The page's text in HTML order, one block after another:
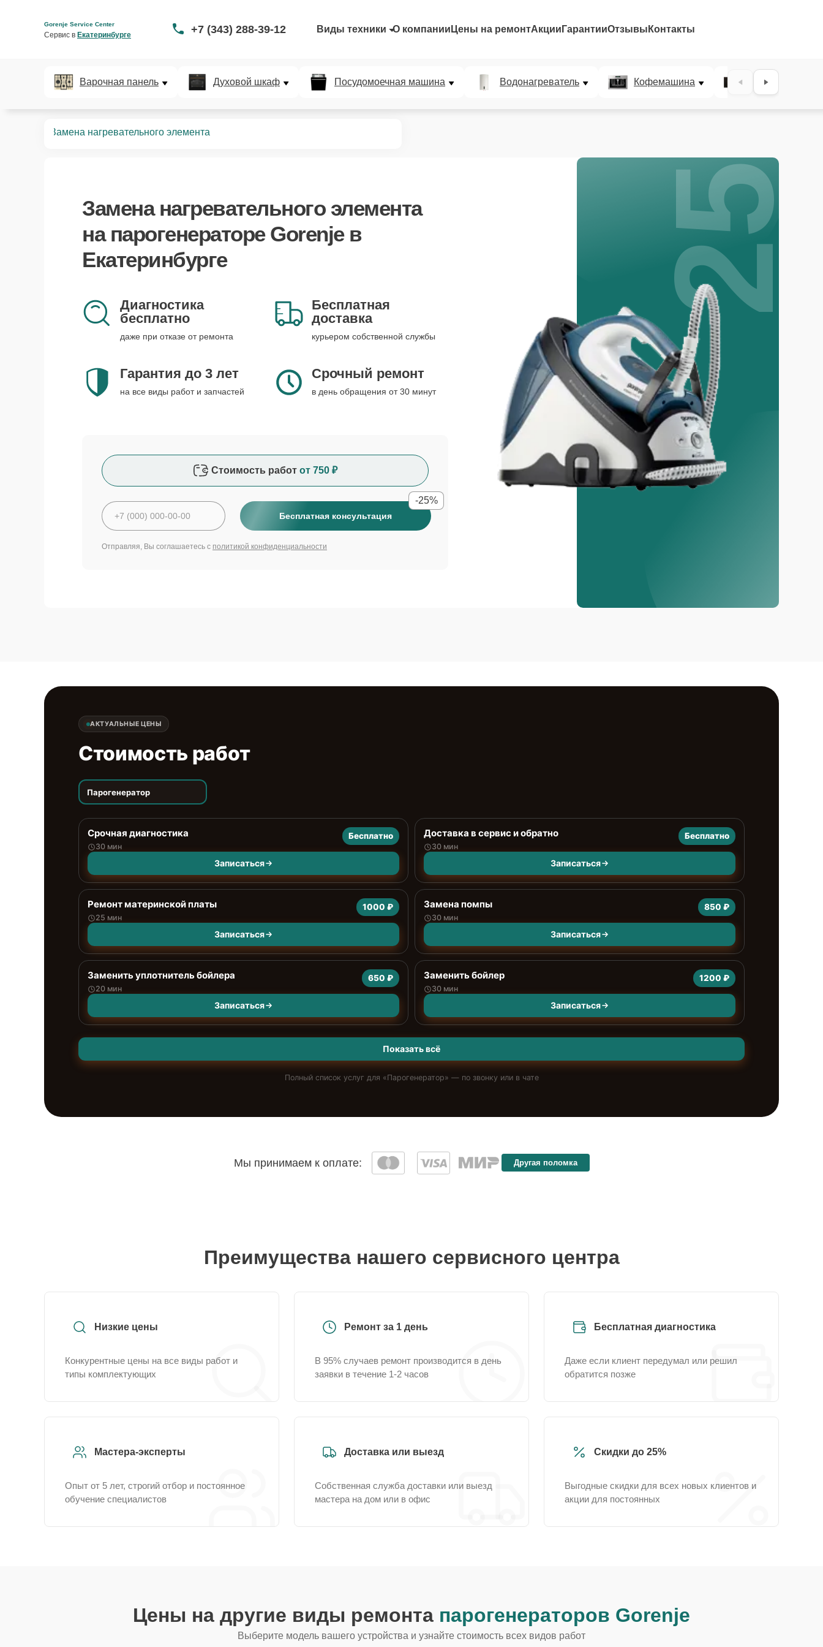
Gorenje Service Center
Сервис в Екатеринбурге +7 (343) 288-39-12 Виды техники О компании Цены на ремонтАкции ГарантииОтзывы Контакты
Варочная панель Духовой шкаф Посудомоечная машина Водонагреватель Кофемашина
Замена нагревательного элемента
Замена нагревательного элемента
на парогенераторе Gorenje в
Екатеринбурге
Диагностика
бесплатно
даже при отказе от ремонта
Бесплатная
доставка
курьером собственной службы
Гарантия до 3 лет
на все виды работ и запчастей
Срочный ремонт
в день обращения от 30 минут
Стоимость работ от 750 ₽
Бесплатная консультация
-25%
Отправляя, Вы соглашаетесь с политикой конфиденциальности
25%
АКТУАЛЬНЫЕ ЦЕНЫ
Стоимость работ
Парогенератор
Срочная диагностика
30 мин
Бесплатно
Записаться
Доставка в сервис и обратно
30 мин
Бесплатно
Записаться
Ремонт материнской платы
25 мин
1000 ₽
Записаться
Замена помпы
30 мин
850 ₽
Записаться
Заменить уплотнитель бойлера
20 мин
650 ₽
Записаться
Заменить бойлер
30 мин
1200 ₽
Записаться
Показать всё
Полный список услуг для «Парогенератор» — по звонку или в чате
Мы принимаем к оплате: Другая поломка
Преимущества нашего сервисного центра
Низкие цены
Конкурентные цены на все виды работ и
типы комплектующих
Ремонт за 1 день
В 95% случаев ремонт производится в день
заявки в течение 1-2 часов
Бесплатная диагностика
Даже если клиент передумал или решил
обратится позже
Мастера-эксперты
Опыт от 5 лет, строгий отбор и постоянное
обучение специалистов
Доставка или выезд
Собственная служба доставки или выезд
мастера на дом или в офис
Скидки до 25%
Выгодные скидки для всех новых клиентов и
акции для постоянных
Цены на другие виды ремонта парогенераторов Gorenje
Выберите модель вашего устройства и узнайте стоимость всех видов работ